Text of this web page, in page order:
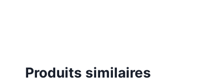
Produits similaires